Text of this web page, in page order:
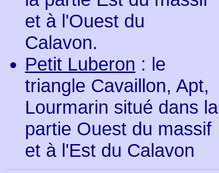
et à l'Ouest du
Calavon.
Petit Luberon : le
triangle Cavaillon, Apt,
Lourmarin situé dans la
partie Ouest du massif
et à l'Est du Calavon